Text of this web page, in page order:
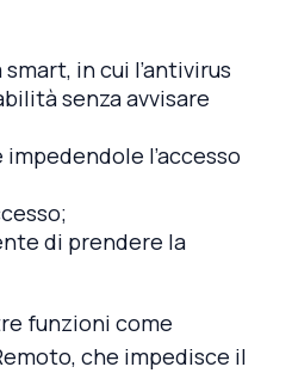
in cui l’antivirus
senza avvisare
impedendole l’accesso
di prendere la
funzioni come
che impedisce il